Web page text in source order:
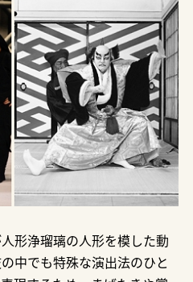
形浄瑠璃の人形を模した動
中でも特殊な演出法のひと